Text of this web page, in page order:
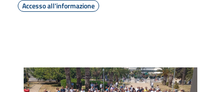
Accesso all'informazione